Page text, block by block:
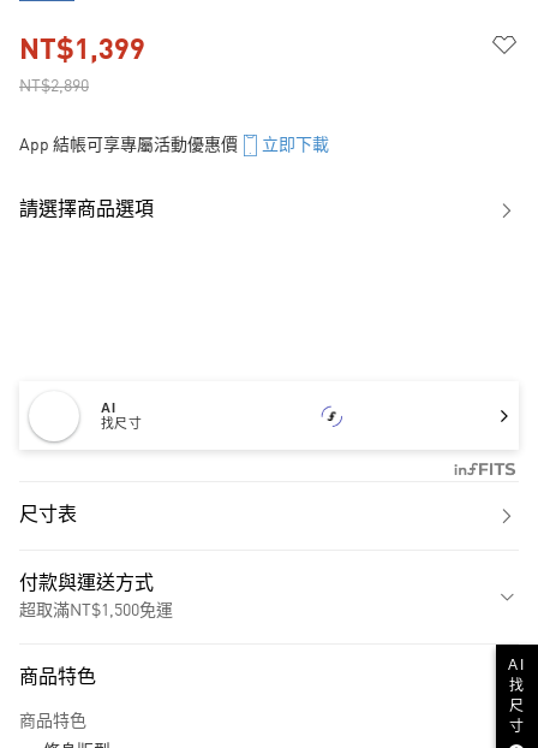
NT$2,890
NT$1,399
App 結帳可享專屬活動優惠價 立即下載
請選擇商品選項
AI
找尺寸
尺寸表
付款與運送方式
超取滿NT$1,500免運
商品特色
商品特色
AI
找
尺
寸